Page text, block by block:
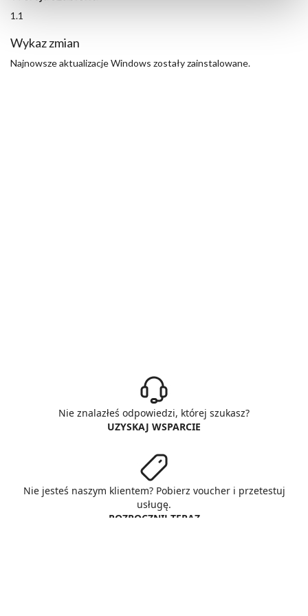
1.1
Wykaz zmian
Najnowsze aktualizacje Windows zostały zainstalowane.
Nie znalazłeś odpowiedzi, której szukasz?
UZYSKAJ WSPARCIE
Nie jesteś naszym klientem? Pobierz voucher i przetestuj
usługę.
ROZPOCZNIJ TERAZ